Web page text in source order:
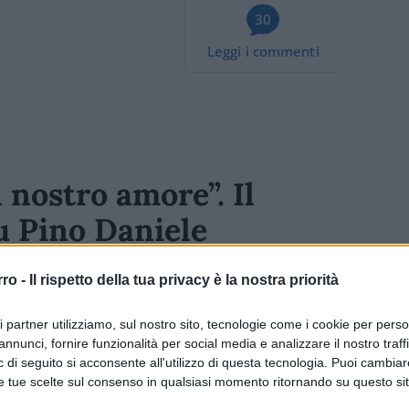
- Il rispetto della tua privacy è la nostra priorità
partner utilizziamo, sul nostro sito, tecnologie come i cookie per
fornire funzionalità per social media e analizzare il nostro
di seguito si acconsente all'utilizzo di questa tecnologia. Puoi
tue scelte sul consenso in qualsiasi momento ritornando su questo
30
Leggi i commenti
amore”. Il
Pino Daniele
dell’attore e il messaggio d’amore
1.4kVisualizzazioni 0commenti